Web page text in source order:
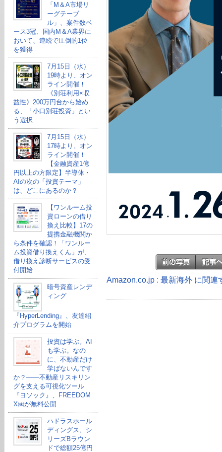
「M＆A市場リ
ーグテーブ
ル」、案件数ベ
ース3冠、国内M＆A業界に
おいて、連続で圧倒的1位
を獲得
7月15日（水）
19時より、オン
ライン開催！
《別荘利用×収
益性》200万円台から始め
る、「小口別荘投資」とい
う選択
7月15日（水）
17時より、オン
ライン開催！
【金融資産1億
円以上の方限定】半導体・
AIの次の「投資テーマ」
は、どこにあるのか？
【ワンルーム投
資ローンの借り
換え比較】17の
提携金融機関か
ら条件を確認！「ワンルー
ム投資借り換えくん」が、
借り換え診断サービスの受
付開始
暗号資産レンデ
ィング
『HyperLending』、友達紹
介プログラムを開始
投資は学ぶ。AI
も学ぶ。なの
に、不動産だけ
学ばないんです
か？——不動産リスキリン
グを支える可視化ツール
『ヨソック』、FREEDOM
X㈱が無料公開
ハドラスホール
ディングス、シ
リーズBラウン
ドで総額25億円
Amazon.co.jp : 最新海外 に関連